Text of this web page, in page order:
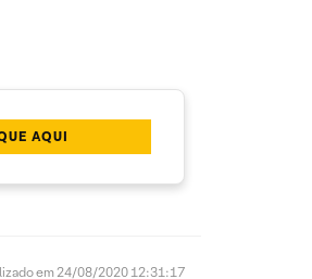
AQUI
em 24/08/2020 12:31:17